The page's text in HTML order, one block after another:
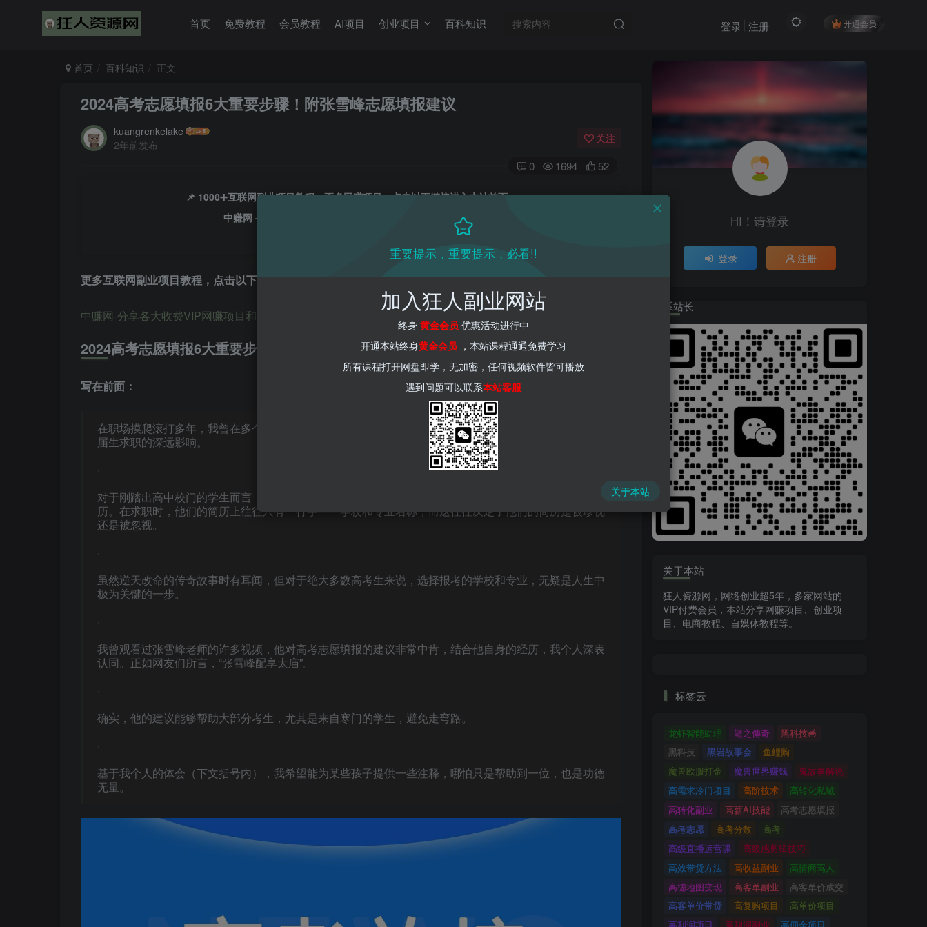
首页 免费教程 会员教程 AI项目 创业项目 百科知识 开通会员
登录 注册
首页 百科知识 正文
2024高考志愿填报6大重要步骤！附张雪峰志愿填报建议
kuangrenkelake
2年前发布
关注
0 1694 52
📌 1000➕互联网副业项目教程，更多网赚项目，点击以下链接进入本站首页：
中赚网 - 分享各大收费VIP网赚项目和创业教程 - 狂人资源网
更多互联网副业项目教程，点击以下链接进入本站首页
中赚网-分享各大收费VIP网赚项目和创业教程-狂人资源网 (kr-ai-tool.com)
2024高考志愿填报6大重要步骤！附张雪峰志愿填报建议
写在前面：
在职场摸爬滚打多年，我曾在多个团队中历练，也曾担任招聘面试官，深切体会到毕业院校和专业对于应
届生求职的深远影响。
·
对于刚踏出高中校门的学生而言，他们尚未踏入社会，缺乏实际的工作履历和项目经验等可供参考的资
历。在求职时，他们的简历上往往只有一行字——学校和专业名称，而这往往决定了他们的简历是被珍视
还是被忽视。
·
虽然逆天改命的传奇故事时有耳闻，但对于绝大多数高考生来说，选择报考的学校和专业，无疑是人生中
极为关键的一步。
·
我曾观看过张雪峰老师的许多视频，他对高考志愿填报的建议非常中肯，结合他自身的经历，我个人深表
认同。正如网友们所言，“张雪峰配享太庙”。
·
确实，他的建议能够帮助大部分考生，尤其是来自寒门的学生，避免走弯路。
·
基于我个人的体会（下文括号内），我希望能为某些孩子提供一些注释，哪怕只是帮助到一位，也是功德
无量。
HI！请登录
登录 注册
HI！请登录
登录 注册
联系站长
关于本站
狂人资源网，网络创业超5年，多家网站的
VIP付费会员，本站分享网赚项目、创业项
目、电商教程、自媒体教程等。
标签云
龙虾智能助理 龍之傳奇
黑科技🥣
黑科技
黑岩故事会
鱼鲤购
魔兽欧服打金
魔兽世界赚钱
鬼故事解说
高需求冷门项目
高阶技术
高转化私域
高转化副业
高薪AI技能
高考志愿填报
高考志愿
高考分数
高考
高级直播运营课
高级感剪辑技巧
高效带货方法
高收益副业
高情商骂人
高德地图变现
高客单副业
高客单价成交
高客单价带货
高复购项目
高单价项目
重要提示，重要提示，必看!!
加入狂人副业网站
终身 黄金会员 优惠活动进行中
开通本站终身黄金会员 ，本站课程通通免费学习
所有课程打开网盘即学，无加密，任何视频软件皆可播放
遇到问题可以联系本站客服
关于本站